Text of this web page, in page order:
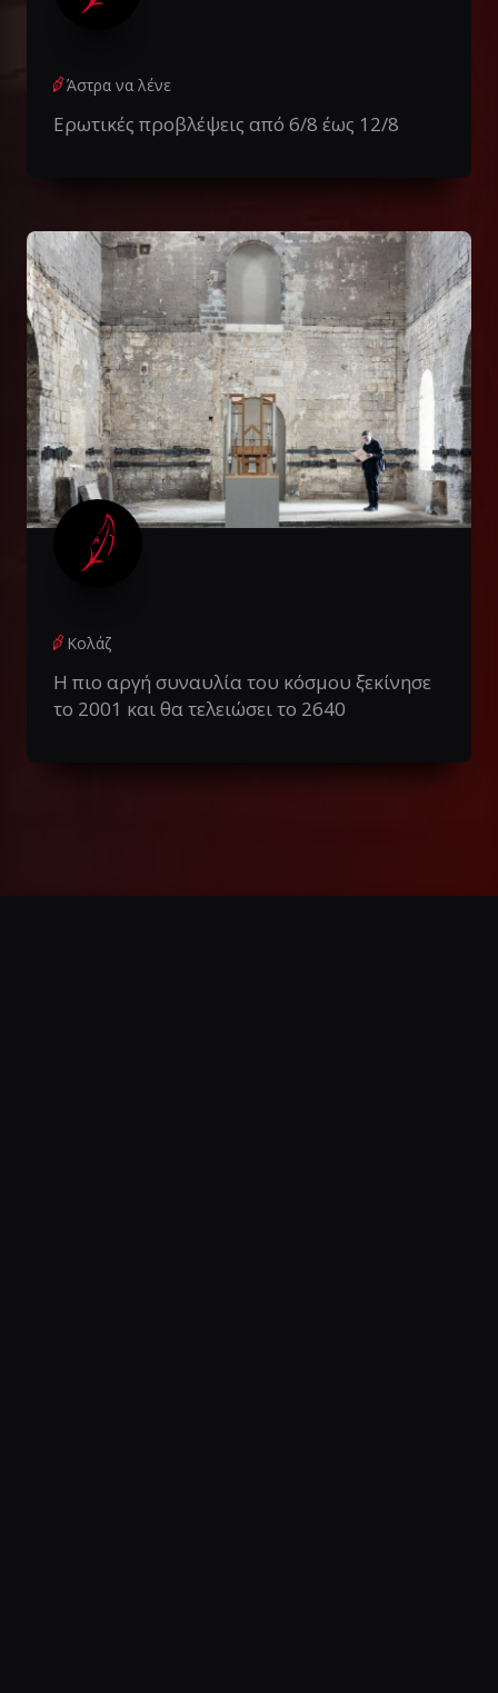
Άστρα να λένε
Ερωτικές προβλέψεις από 6/8 έως 12/8
Κολάζ
Η πιο αργή συναυλία του κόσμου ξεκίνησε
το 2001 και θα τελειώσει το 2640